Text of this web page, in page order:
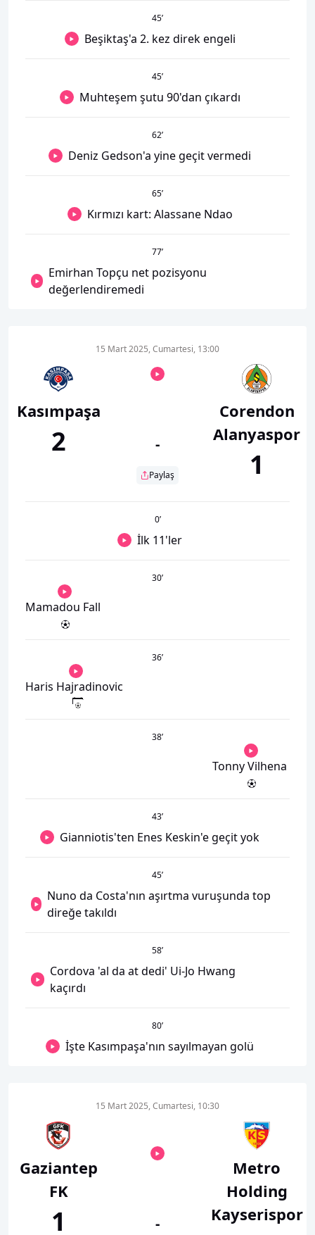
45’
Beşiktaş'a 2. kez direk engeli
45’
Muhteşem şutu 90'dan çıkardı
62’
Deniz Gedson'a yine geçit vermedi
65’
Kırmızı kart: Alassane Ndao
77’
Emirhan Topçu net pozisyonu
değerlendiremedi
Kasımpaşa
2
15 Mart 2025, Cumartesi, 13:00
-
Paylaş
Corendon
Alanyaspor
1
0’
İlk 11'ler
30’
Mamadou Fall
36’
Haris Hajradinovic
38’
Tonny Vilhena
43’
Gianniotis'ten Enes Keskin'e geçit yok
45’
Nuno da Costa'nın aşırtma vuruşunda top
direğe takıldı
58’
Cordova 'al da at dedi' Ui-Jo Hwang
kaçırdı
80’
İşte Kasımpaşa'nın sayılmayan golü
Gaziantep
FK
1
15 Mart 2025, Cumartesi, 10:30
-
Metro
Holding
Kayserispor